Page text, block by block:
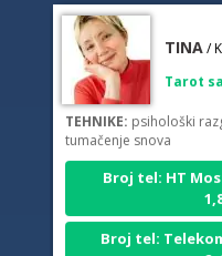
TEHNIKE:psihološki
tumačenje snova
Broj tel: HT
Broj tel: